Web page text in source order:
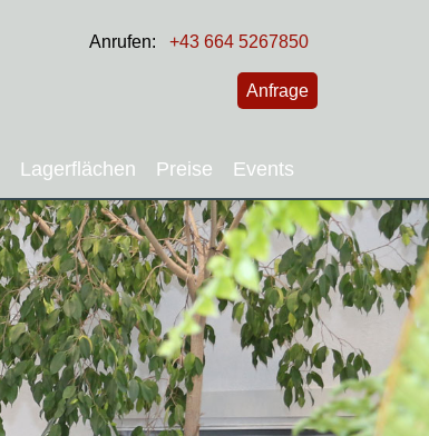
Anrufen: +43 664 5267850
Anfrage
Lagerflächen Preise Events